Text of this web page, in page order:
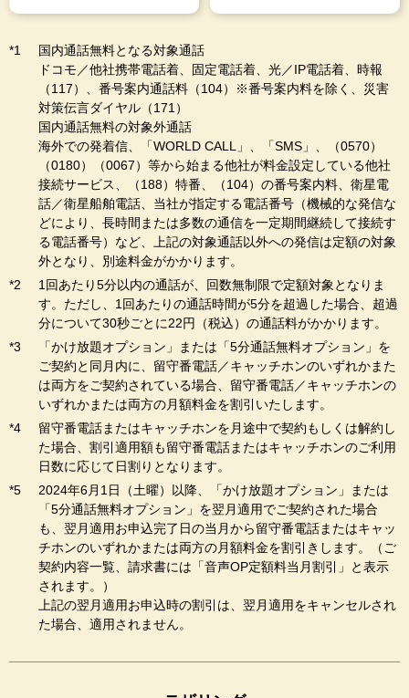
国内通話無料となる対象通話
ドコモ／他社携帯電話着、固定電話着、光／IP電話着、時報
（117）、番号案内通話料（104）※番号案内料を除く、災害
対策伝言ダイヤル（171）
国内通話無料の対象外通話
海外での発着信、「WORLD CALL」、「SMS」、（0570）
（0180）（0067）等から始まる他社が料金設定している他社
接続サービス、（188）特番、（104）の番号案内料、衛星電
話／衛星船舶電話、当社が指定する電話番号（機械的な発信な
どにより、長時間または多数の通信を一定期間継続して接続す
る電話番号）など、上記の対象通話以外への発信は定額の対象
外となり、別途料金がかかります。
1回あたり5分以内の通話が、回数無制限で定額対象となりま
す。ただし、1回あたりの通話時間が5分を超過した場合、超過
分について30秒ごとに22円（税込）の通話料がかかります。
「かけ放題オプション」または「5分通話無料オプション」を
ご契約と同月内に、留守番電話／キャッチホンのいずれかまた
は両方をご契約されている場合、留守番電話／キャッチホンの
いずれかまたは両方の月額料金を割引いたします。
留守番電話またはキャッチホンを月途中で契約もしくは解約し
た場合、割引適用額も留守番電話またはキャッチホンのご利用
日数に応じて日割りとなります。
2024年6月1日（土曜）以降、「かけ放題オプション」または
「5分通話無料オプション」を翌月適用でご契約された場合
も、翌月適用お申込完了日の当月から留守番電話またはキャッ
チホンのいずれかまたは両方の月額料金を割引きします。（ご
契約内容一覧、請求書には「音声OP定額料当月割引」と表示
されます。）
上記の翌月適用お申込時の割引は、翌月適用をキャンセルされ
た場合、適用されません。